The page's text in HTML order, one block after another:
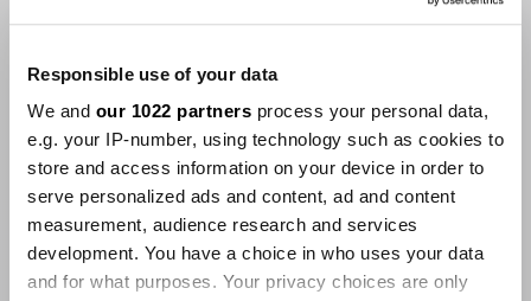
Responsible use of your data
We and our 1022 partners process your personal data,
e.g. your IP-number, using technology such as cookies to
store and access information on your device in order to
serve personalized ads and content, ad and content
measurement, audience research and services
development. You have a choice in who uses your data
and for what purposes. Your privacy choices are only
Businessweek Adria
Korisnici GLP-1 lijekova mršave,
ekonomija se deblja
29.01.2026